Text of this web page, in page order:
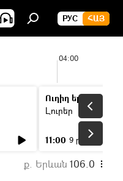
РУС ՀԱՅ
04:00
Ուղիղ եթեր
Լուրեր
11:00 9 ր
ք. Երևան 106.0